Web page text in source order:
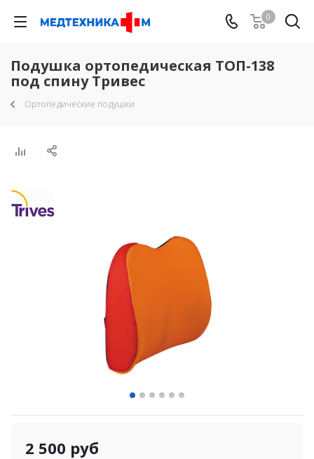
0
Подушка ортопедическая ТОП-138
под спину Тривес
Ортопедические подушки
2 500 руб